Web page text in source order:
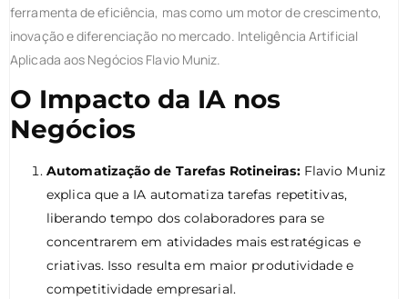
ferramenta de eficiência, mas como um motor de crescimento,
inovação e diferenciação no mercado. Inteligência Artificial
Aplicada aos Negócios Flavio Muniz.
O Impacto da IA nos
Negócios
Automatização de Tarefas Rotineiras:Flavio Muniz
explica que a IA automatiza tarefas repetitivas,
liberando tempo dos colaboradores para se
concentrarem em atividades mais estratégicas e
criativas. Isso resulta em maior produtividade e
competitividade empresarial.